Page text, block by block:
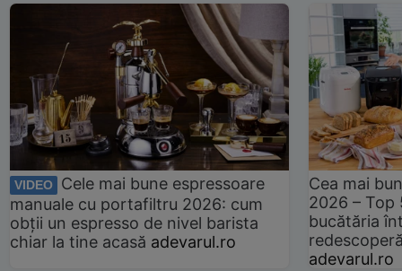
VIDEO
Cele mai bune espressoare
manuale cu portafiltru 2026: cum
obții un espresso de nivel barista
chiar la tine acasă adevarul.ro
Cea mai
2026 –
bucătăria
adevarul.ro